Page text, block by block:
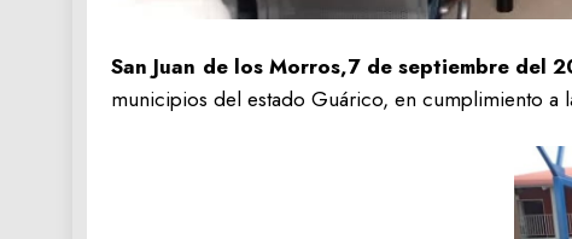
San Juan de los Morros,7 de septiembre del
municipios del estado Guárico, en cumplimiento a